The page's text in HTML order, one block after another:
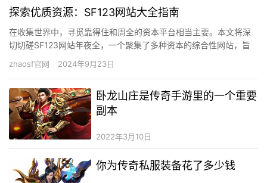
探索优质资源：SF123网站大全指南
在收集世界中，寻觅靠得住和周全的资本平台相当主要。本文将深
切切磋SF123网站年夜全，一个聚集了多种资本的综合性网站，旨
在为用户供给便捷的收集体验。 网站概览 SF123网站年夜满…
zhaosf官网 2024年9月23日
卧龙山庄是传奇手游里的一个重要
副本
2022年3月10日
你为传奇私服装备花了多少钱